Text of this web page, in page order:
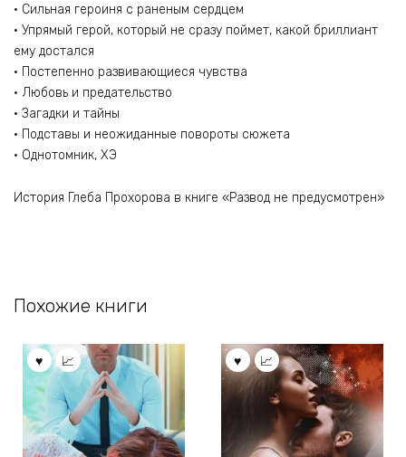
• Сильная героиня с раненым сердцем
• Упрямый герой, который не сразу поймет, какой бриллиант
ему достался
• Постепенно развивающиеся чувства
• Любовь и предательство
• Загадки и тайны
• Подставы и неожиданные повороты сюжета
• Однотомник, ХЭ
История Глеба Прохорова в книге «Развод не предусмотрен»
Похожие книги